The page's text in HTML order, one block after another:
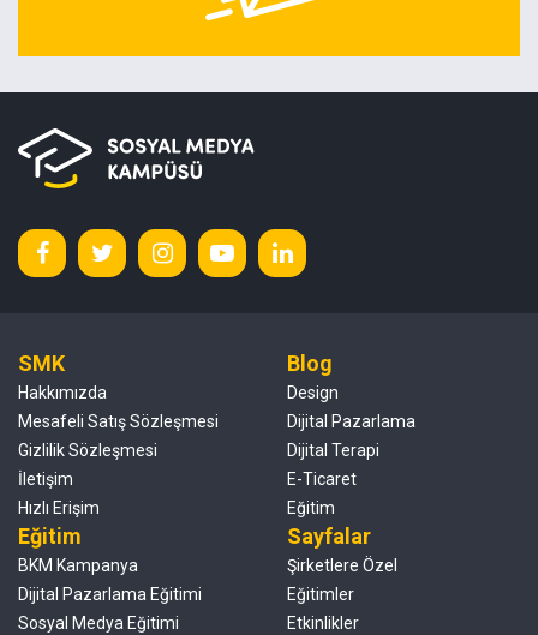
SMK
Hakkımızda
Mesafeli Satış Sözleşmesi
Gizlilik Sözleşmesi
İletişim
Hızlı Erişim
Blog
Design
Dijital Pazarlama
Dijital Terapi
E-Ticaret
Eğitim
Eğitim
BKM Kampanya
Dijital Pazarlama Eğitimi
Sosyal Medya Eğitimi
Sayfalar
Şirketlere Özel
Eğitimler
Etkinlikler